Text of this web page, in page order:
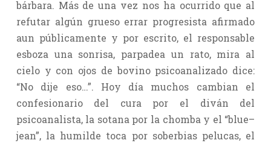
bárbara. Más de una vez nos ha ocurrido que al
refutar algún grueso errar progresista afirmado
aun públicamente y por escrito, el responsable
esboza una sonrisa, parpadea un rato, mira al
cielo y con ojos de bovino psicoanalizado dice:
“No dije eso…”. Hoy día muchos cambian el
confesionario del cura por el diván del
psicoanalista, la sotana por la chomba y el “blue–
jean”, la humilde toca por soberbias pelucas, el